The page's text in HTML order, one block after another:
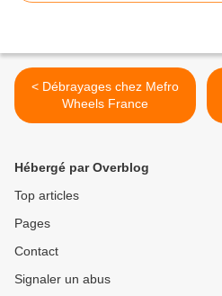
< Débrayages chez Mefro
Wheels France
Hébergé par Overblog
Top articles
Pages
Contact
Signaler un abus